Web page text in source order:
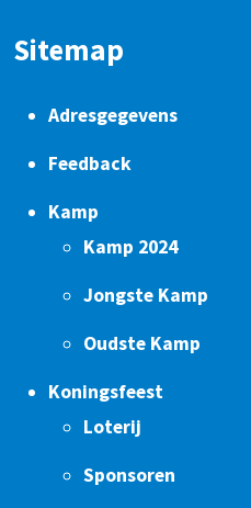
Sitemap
Adresgegevens
Feedback
Kamp
Kamp 2024
Jongste Kamp
Oudste Kamp
Koningsfeest
Loterij
Sponsoren